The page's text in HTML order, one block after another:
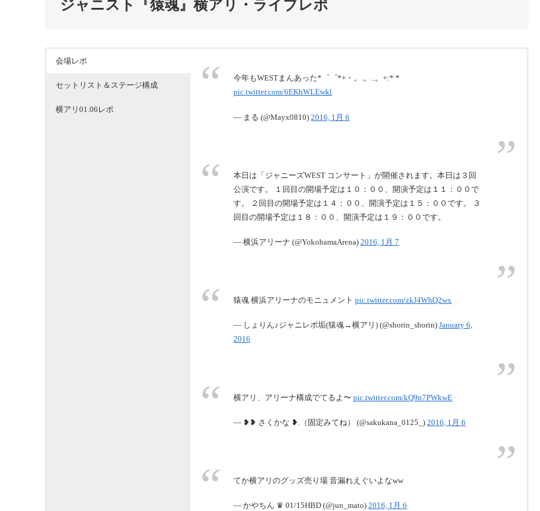
ジャニスト『猿魂』横アリ・ライブレポ
会場レポ
セットリスト＆ステージ構成
横アリ01.06レポ
今年もWESTまんあった*゜゜*+・。.。..。+:* *
pic.twitter.com/6EKhWLEwkl
— まる (@Mayx0810)2016, 1月 6
本日は「ジャニーズWEST コンサート」が開催されます。本日は３回
公演です。 １回目の開場予定は１０：００、開演予定は１１：００で
す。 ２回目の開場予定は１４：００、開演予定は１５：００です。 ３
回目の開場予定は１８：００、開演予定は１９：００です。
— 横浜アリーナ (@YokohamaArena)2016, 1月 7
猿魂 横浜アリーナのモニュメントpic.twitter.com/zkJ4WhQ2wx
— しょりん♪ジャニレポ垢(猿魂→横アリ) (@shorin_shorin)January 6,
2016
横アリ、アリーナ構成でてるよ〜pic.twitter.com/kQ9n7PWkwE
— ❥❥ さくかな ❥.（固定みてね） (@sakukana_0125_)2016, 1月 6
てか横アリのグッズ売り場 音漏れえぐいよなww
— かやちん ♛ 01/15HBD (@jun_mato)2016, 1月 6